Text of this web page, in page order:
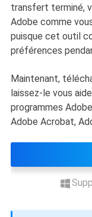
transfert terminé,
Adobe comme
puisque cet outil
préférences
Maintenant,
laissez-le vous
programmes
Adobe Acrobat,